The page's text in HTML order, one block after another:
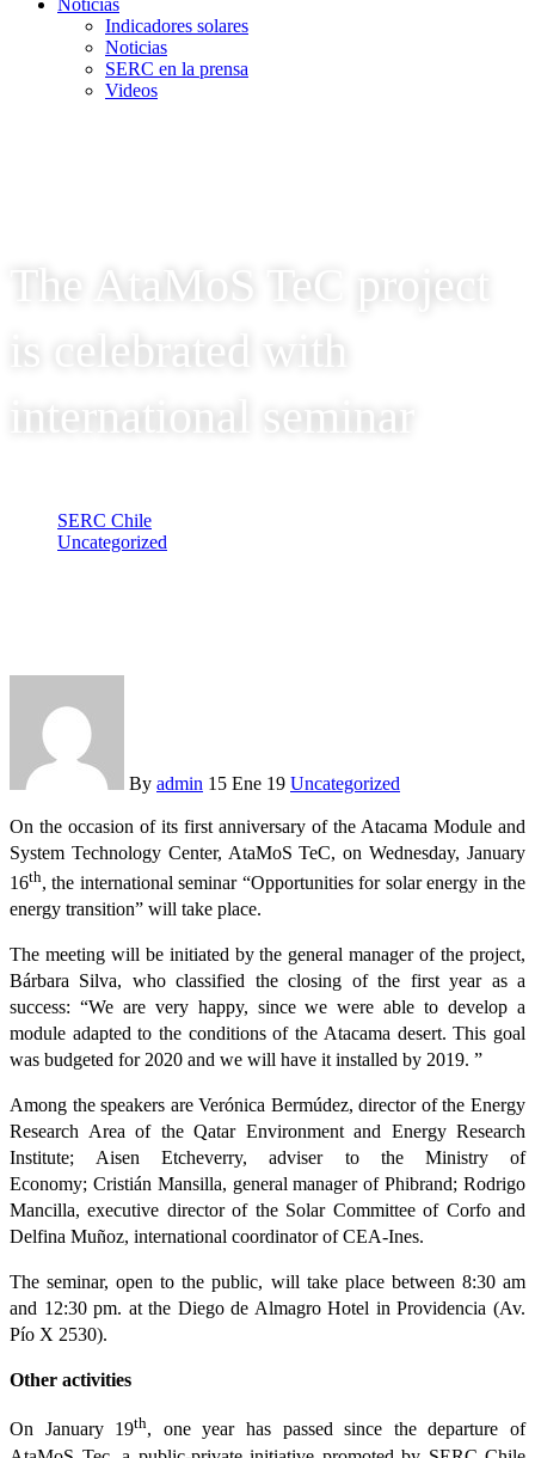
Noticias
Indicadores solares
Noticias
SERC en la prensa
Videos
The AtaMoS TeC project
is celebrated with
international seminar
SERC Chile
Uncategorized
By admin 15 Ene 19 Uncategorized
On the occasion of its first anniversary of the Atacama Module and
System Technology Center, AtaMoS TeC, on Wednesday, January
16th, the international seminar “Opportunities for solar energy in the
energy transition” will take place.
The meeting will be initiated by the general manager of the project,
Bárbara Silva, who classified the closing of the first year as a
success: “We are very happy, since we were able to develop a
module adapted to the conditions of the Atacama desert. This goal
was budgeted for 2020 and we will have it installed by 2019. ”
Among the speakers are Verónica Bermúdez, director of the Energy
Research Area of ​​the Qatar Environment and Energy Research
Institute; Aisen Etcheverry, adviser to the Ministry of
Economy; Cristián Mansilla, general manager of Phibrand; Rodrigo
Mancilla, executive director of the Solar Committee of Corfo and
Delfina Muñoz, international coordinator of CEA-Ines.
The seminar, open to the public, will take place between 8:30 am
and 12:30 pm. at the Diego de Almagro Hotel in Providencia (Av.
Pío X 2530).
Other activities
On January 19th, one year has passed since the departure of